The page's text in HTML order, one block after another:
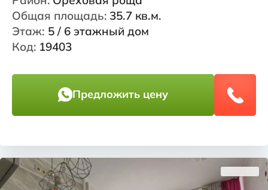
Общая площадь: 35.7 кв.м.
Этаж: 5 / 6 этажный дом
Код: 19403
Предложить цену